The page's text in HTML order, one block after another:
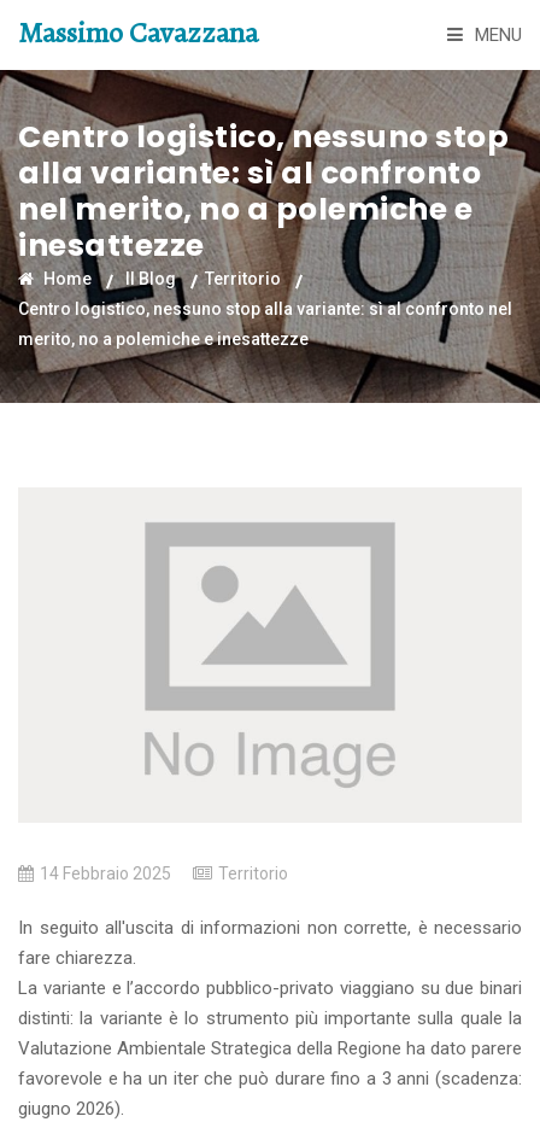
Massimo Cavazzana MENU
Centro logistico, nessuno stop
alla variante: sì al confronto
nel merito, no a polemiche e
inesattezze
Home Il Blog
Territorio
Centro logistico, nessuno stop alla variante: sì al confronto nel
merito, no a polemiche e inesattezze
14 Febbraio 2025 Territorio
In seguito all'uscita di informazioni non corrette, è necessario
fare chiarezza.
La variante e l’accordo pubblico-privato viaggiano su due binari
distinti: la variante è lo strumento più importante sulla quale la
Valutazione Ambientale Strategica della Regione ha dato parere
favorevole e ha un iter che può durare fino a 3 anni (scadenza:
giugno 2026).